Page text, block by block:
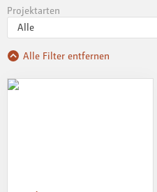
Projektarten
Alle Filter entfernen